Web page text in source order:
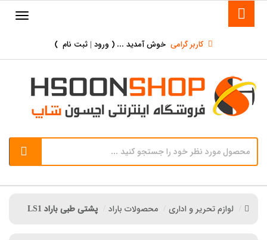
کاربر گرامی خوش آمدید ... ( ورود | ثبت نام )
لوازم تحریر و اداری محصولات باراد پشتی طبی باراد LS1